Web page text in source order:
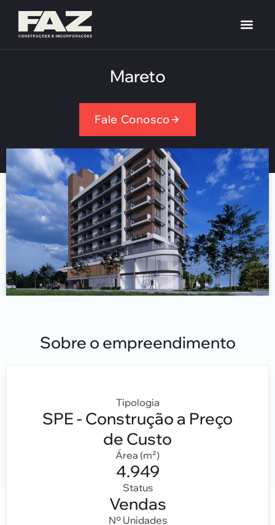
Mareto
Fale Conosco
Sobre o empreendimento
Tipologia
SPE - Construção a Preço
de Custo
Área (m²)
4.949
Status
Vendas
Nº Unidades